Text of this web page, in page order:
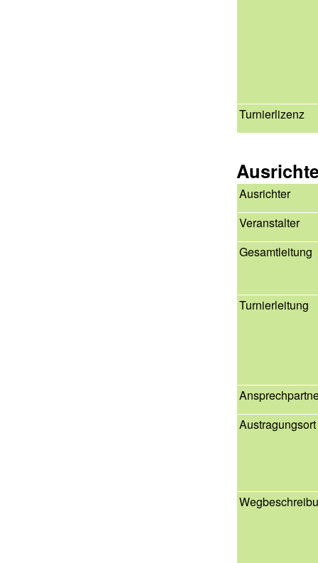
Turnierlizenz
Ausrichter
Veranstalter
Gesamtleitung
Turnierleitung
Austragungsort